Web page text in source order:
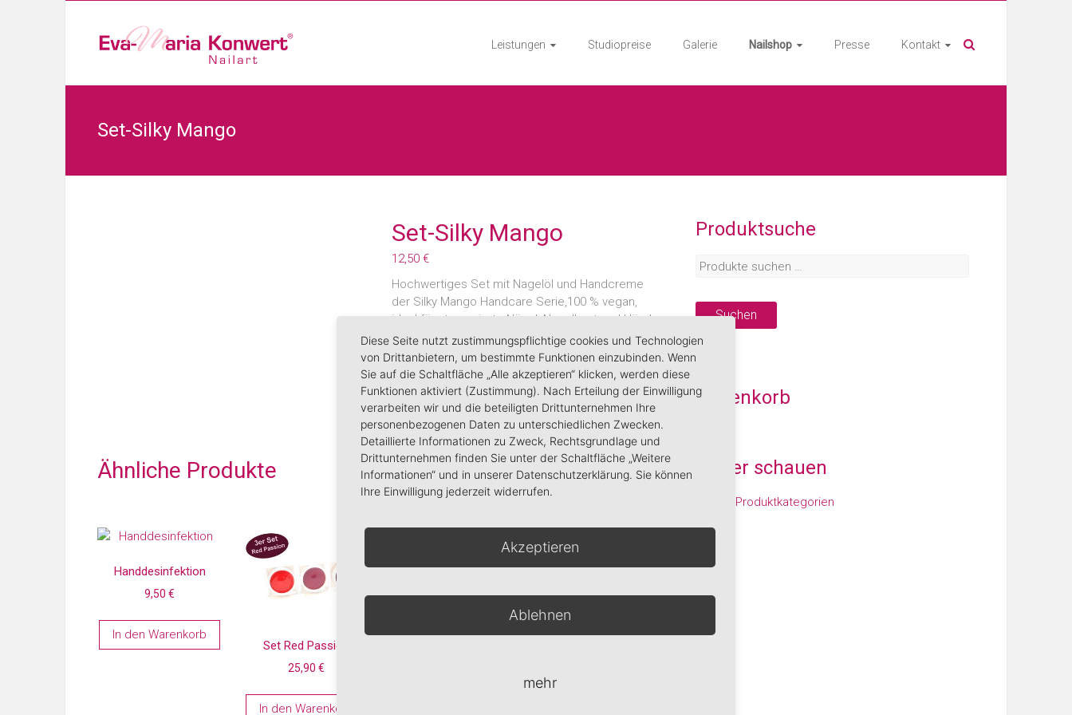
Leistungen Studiopreise Galerie Nailshop Presse Kontakt
Set-Silky Mango
Set-Silky Mango
12,50€
Hochwertiges Set mit Nagelöl und Handcreme
der Silky Mango Handcare Serie,100 % vegan,
ideal für strapazierte Nägel, Nagelhaut und Hände,
mit zartem Mangoduft.
Inhalt
Silky Mango Nagelöl 10ml
Silky Mango Handcreme 50ml
In den Warenkorb
Artikelnummer:070-02-051 Kategorien:Hand &
Nailcare,Sets
Ähnliche Produkte
Handdesinfektion
9,50€
In den Warenkorb
Set Red Passion
25,90 €
In den Warenkorb
Body&Foot Scrub
Produktsuche
Suchen
Warenkorb
weiter schauen
zu den Produktkategorien
Diese Seite nutzt zustimmungspflichtige cookies und Technologien
von Drittanbietern, um bestimmte Funktionen einzubinden. Wenn
Sie auf die Schaltfläche „Alle akzeptieren“ klicken, werden diese
Funktionen aktiviert (Zustimmung). Nach Erteilung der Einwilligung
verarbeiten wir und die beteiligten Drittunternehmen Ihre
personenbezogenen Daten zu unterschiedlichen Zwecken.
Detaillierte Informationen zu Zweck, Rechtsgrundlage und
Drittunternehmen finden Sie unter der Schaltfläche „Weitere
Informationen“ und in unserer Datenschutzerklärung. Sie können
Ihre Einwilligung jederzeit widerrufen.
Akzeptieren
Ablehnen
mehr